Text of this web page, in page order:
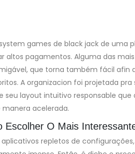
games de black jack de uma
altos pagamentos. Alguma das
que torna também fácil afin
A organizacion foi projetada
seu layout intuitivo responsable
manera acelerada.
Escolher O Mais
aplicativos repletos de